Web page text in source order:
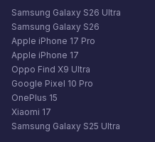
Samsung Galaxy S26 Ultra
Samsung Galaxy S26
Apple iPhone 17 Pro
Apple iPhone 17
Oppo Find X9 Ultra
Google Pixel 10 Pro
OnePlus 15
Xiaomi 17
Samsung Galaxy S25 Ultra